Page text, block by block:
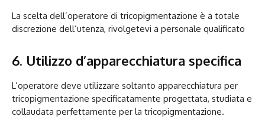
La scelta dell’operatore di tricopigmentazione è a totale
discrezione dell’utenza, rivolgetevi a personale qualificato
6. Utilizzo d’apparecchiatura specifica
L’operatore deve utilizzare soltanto apparecchiatura per
tricopigmentazione specificatamente progettata, studiata e
collaudata perfettamente per la tricopigmentazione.